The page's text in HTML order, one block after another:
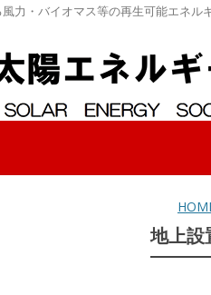
力・バイオマス等の再生可能エネ
地上設